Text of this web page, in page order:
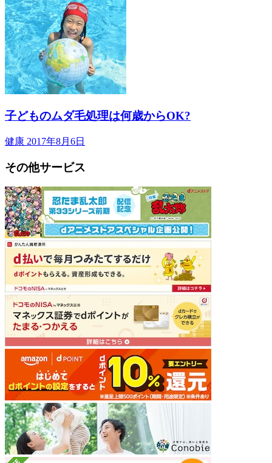
子どものムダ毛処理は何歳からOK?
健康 2017年8月6日
その他サービス